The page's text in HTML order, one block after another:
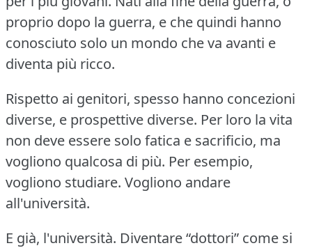
proprio dopo la guerra, e che quindi hanno
conosciuto solo un mondo che va avanti e
diventa più ricco.
Rispetto ai genitori, spesso hanno concezioni
diverse, e prospettive diverse. Per loro la vita
non deve essere solo fatica e sacrificio, ma
vogliono qualcosa di più. Per esempio,
vogliono studiare. Vogliono andare
all'università.
E già, l'università. Diventare “dottori” come si